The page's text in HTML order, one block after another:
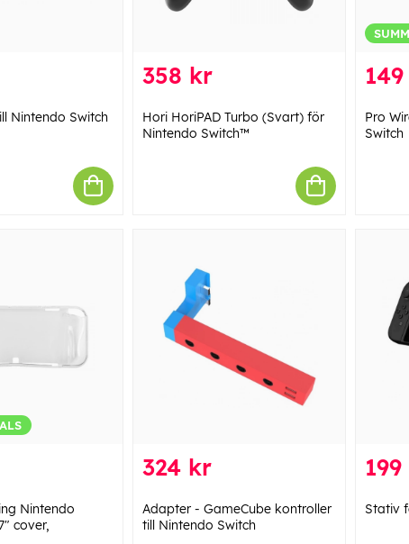
Nintendo Switch
358 kr
Hori HoriPAD Turbo (Svart) för
Nintendo Switch™
Pro
Switch
Nintendo
cover,
324 kr
Adapter - GameCube kontroller
till Nintendo Switch
Stativ